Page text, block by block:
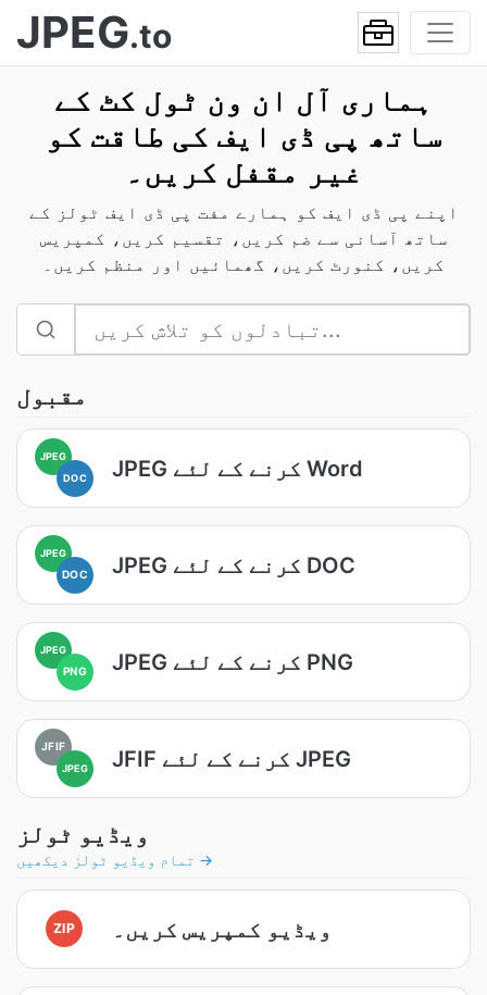
JPEG.to
ہماری آل ان ون ٹول کٹ کے
ساتھ پی ڈی ایف کی طاقت کو
غیر مقفل کریں۔
اپنے پی ڈی ایف کو ہمارے مفت پی ڈی ایف ٹولز کے
ساتھ آسانی سے ضم کریں، تقسیم کریں، کمپریس
کریں، کنورٹ کریں، گھمائیں اور منظم کریں۔
مقبول
JPEG
DOC
JPEG کرنے کے لئے Word
JPEG
DOC JPEG کرنے کے لئے DOC
JPEG
PNG JPEG کرنے کے لئے PNG
JFIF
JPEG JFIF کرنے کے لئے JPEG
ویڈیو ٹولز
تمام ویڈیو ٹولز دیکھیں →
ZIP ویڈیو کمپریس کریں۔